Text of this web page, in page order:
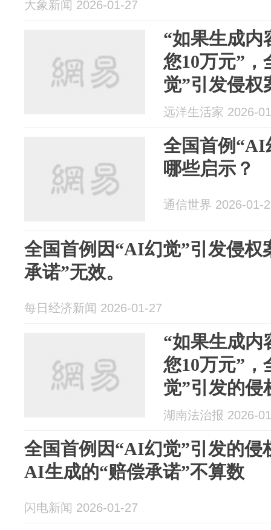
大象新闻 2026-01-27
“如果生成内
您10万元”
觉”引发侵权
远洋生活家 2026-
全国首例“AI
哪些启示？
通信世界 2026-01-
全国首例因“AI幻觉”引发侵权
承诺”无效。
每日经济新闻 2026-01-27
“如果生成内
您10万元”
觉”引发的侵
湖南法治报 2026-
全国首例因“AI幻觉”引发的侵
AI生成的“赔偿承诺”不算数
闪电新闻 2026-01-27